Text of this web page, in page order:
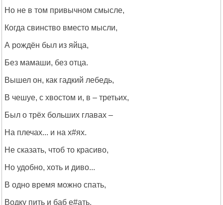
Но не в том привычном смысле,
Когда свинство вместо мысли,
А рождён был из яйца,
Без мамаши, без отца.
Вышел он, как гадкий лебедь,
В чешуе, с хвостом и, в – третьих,
Был о трёх больших главах –
На плечах... и на х#ях.
Не сказать, чтоб то красиво,
Но удобно, хоть и диво...
В одно время можно спать,
Водку пить и баб е#ать.